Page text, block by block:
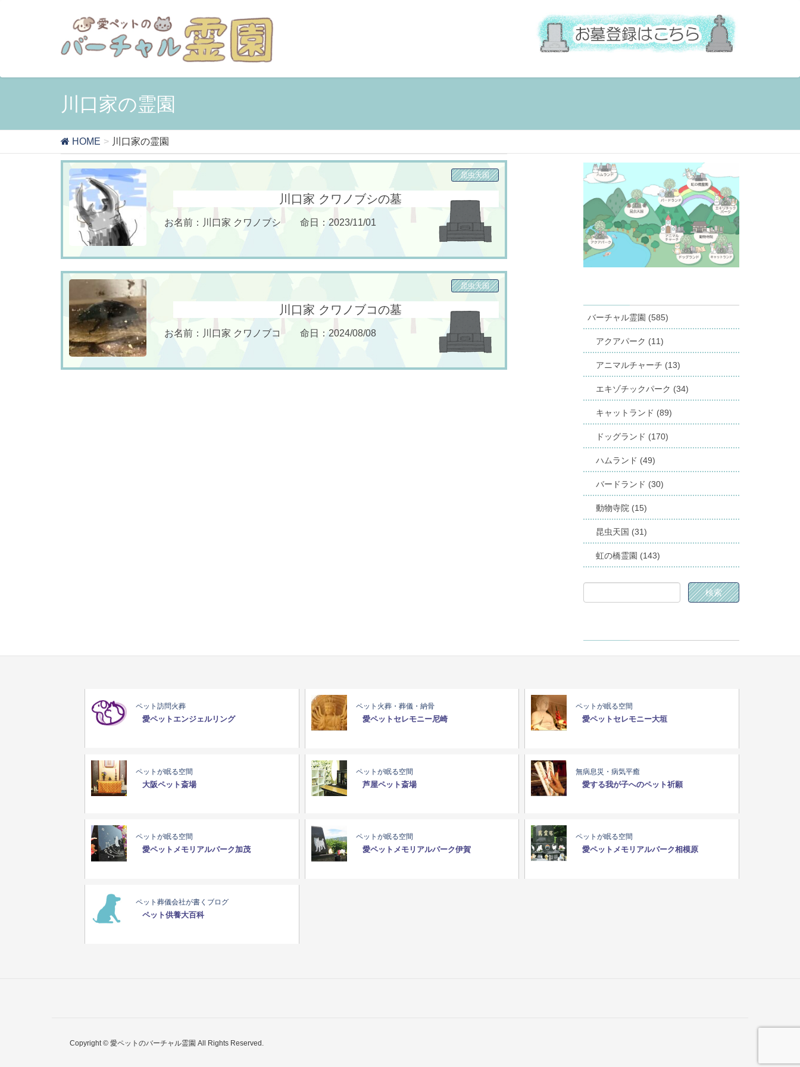
川口家の霊園
HOME 川口家の霊園
昆虫天国
川口家 クワノブシの墓
お名前：川口家 クワノブシ 命日：2023/11/01
昆虫天国
川口家 クワノブコの墓
お名前：川口家 クワノブコ 命日：2024/08/08
バーチャル霊園 (585)
アクアパーク (11)
アニマルチャーチ (13)
エキゾチックパーク (34)
キャットランド (89)
ドッグランド (170)
ハムランド (49)
バードランド (30)
動物寺院 (15)
昆虫天国 (31)
虹の橋霊園 (143)
ペット訪問火葬
愛ペットエンジェルリング
ペット火葬・葬儀・納骨
愛ペットセレモニー尼崎
ペットが眠る空間
愛ペットセレモニー大垣
ペットが眠る空間
大阪ペット斎場
ペットが眠る空間
芦屋ペット斎場
無病息災・病気平癒
愛する我が子へのペット祈願
ペットが眠る空間
愛ペットメモリアルパーク加茂
ペットが眠る空間
愛ペットメモリアルパーク伊賀
ペットが眠る空間
愛ペットメモリアルパーク相模原
ペット葬儀会社が書くブログ
ペット供養大百科
Copyright © 愛ペットのバーチャル霊園 All Rights Reserved.